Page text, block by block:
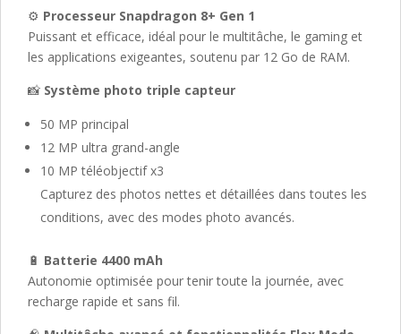
⚙️ Processeur Snapdragon 8+ Gen 1
Puissant et efficace, idéal pour le multitâche, le gaming et
les applications exigeantes, soutenu par 12 Go de RAM.
📸 Système photo triple capteur
50 MP principal
12 MP ultra grand-angle
10 MP téléobjectif x3
Capturez des photos nettes et détaillées dans toutes les
conditions, avec des modes photo avancés.
🔋 Batterie 4400 mAh
Autonomie optimisée pour tenir toute la journée, avec
recharge rapide et sans fil.